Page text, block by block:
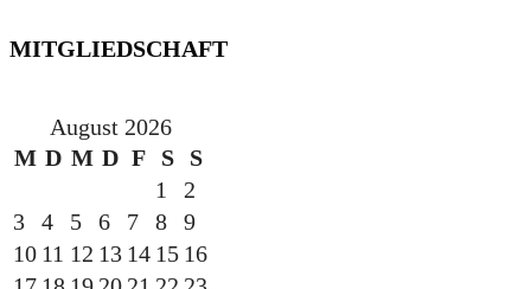
MITGLIEDSCHAFT
August 2026
M D M D F S
S
1
2
3
4 5 6 7 8
9
10 11 12 13 14 15 16